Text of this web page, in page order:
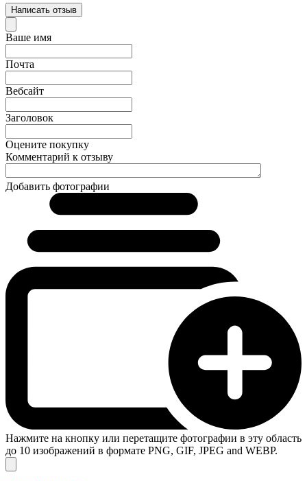
Написать отзыв
Ваше имя
Почта
Вебсайт
Заголовок
Оцените покупку
Комментарий к отзыву
Добавить фотографии
Нажмите на кнопку или перетащите фотографии в эту область
до 10 изображений в формате PNG, GIF, JPEG and WEBP.